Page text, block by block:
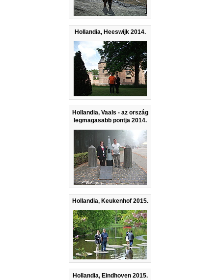
Hollandia, Heeswijk 2014.
Hollandia, Vaals - az ország
legmagasabb pontja 2014.
Hollandia, Keukenhof 2015.
Hollandia, Eindhoven 2015.